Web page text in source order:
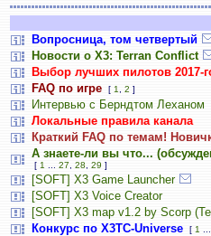
Вопросница, том четвертый
Новости о X3: Terran Conflict
Выбор лучших пилотов 2017-
FAQ по игре
[ 1 2 ]
Интервью с Берндтом Леханом
Локальные правила канала
Краткий FAQ по темам!
А знаете-ли вы что...
[ 1 27 28 29 ]
[SOFT] X3 Game Launcher
[SOFT] X3 Voice Creator
[SOFT] X3 map v1.2 by Scorp
Конкурс по X3TC-Universe [ 1